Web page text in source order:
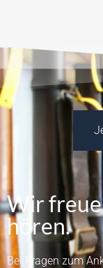
Wir
hören.
Bei Fragen zum